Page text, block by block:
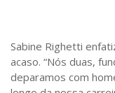
Sabine Righetti
acaso. “Nós duas,
deparamos com